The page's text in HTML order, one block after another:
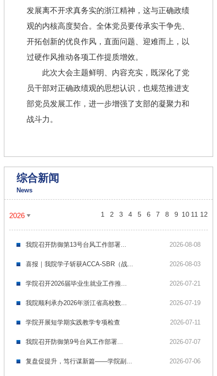
综合新闻
News
2026 1 2 3 4 5 6 7 8 9 10 11 12
我院召开防御第13号台风工作部署... 2026-08-08
喜报｜我院学子斩获ACCA-SBR（战... 2026-08-03
学院召开2026届毕业生就业工作推... 2026-07-21
我院顺利承办2026年浙江省高校数... 2026-07-19
学院开展短学期实践教学专项检查 2026-07-11
我院召开防御第9号台风工作部署... 2026-07-07
复盘促提升，笃行谋新篇——学院副... 2026-07-06
发展离不开求真务实的浙江精神，这与正确政绩
观的内核高度契合。全体党员要传承实干争先、
开拓创新的优良作风，直面问题、迎难而上，以
过硬作风推动各项工作提质增效。
此次大会主题鲜明、内容充实，既深化了党
员干部对正确政绩观的思想认识，也规范推进支
部党员发展工作，进一步增强了支部的凝聚力和
战斗力。